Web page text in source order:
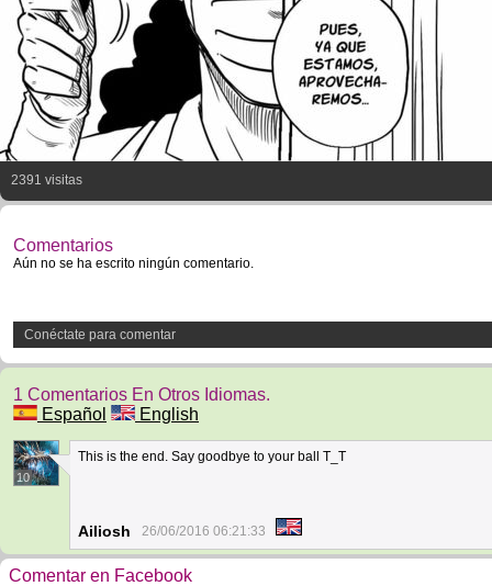
2391 visitas
Comentarios
Aún no se ha escrito ningún comentario.
Conéctate para comentar
1 Comentarios En Otros Idiomas.
Español
English
10
This is the end. Say goodbye to your ball T_T
Ailiosh 26/06/2016 06:21:33
Comentar en Facebook